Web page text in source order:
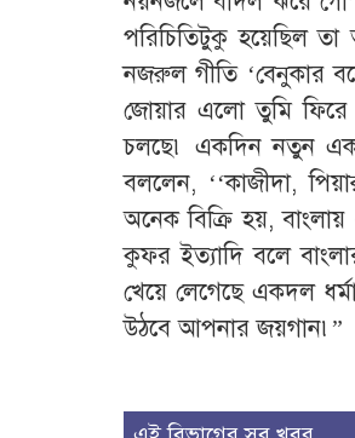
পরিচিতিটুকু হয়েছিল
নজরুল গীতি ‘বেনুকার
জোয়ার এলো তুমি
চলছে৷ একদিন নতুন
বললেন, ‘‘কাজীদা,
অনেক বিক্রি হয়,
কুফর ইত্যাদি বলে
খেয়ে লেগেছে একদল
উঠবে আপনার জয়গান৷”